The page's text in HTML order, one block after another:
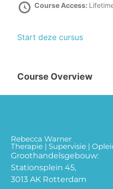
Course Access:
Start deze cursus
Course Overview
Rebecca Warner
Therapie | Supervisie |
Groothandelsgebouw:
Stationsplein 45,
3013 AK Rotterdam